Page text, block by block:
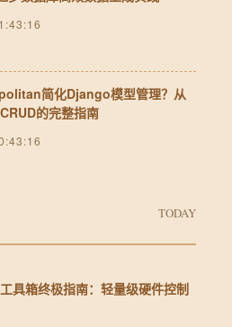
简化Django模型管理？从
的完整指南
TODAY
具箱终极指南：轻量级硬件控制